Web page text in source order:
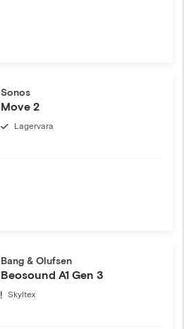
Sonos
Move 2
Lagervara
Bang & Olufsen
Beosound A1 Gen 3
Skyltex